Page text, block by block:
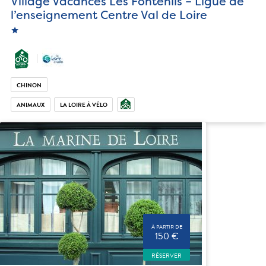
l’enseignement Centre Val de Loire
CHINON
ANIMAUX LA LOIRE À VÉLO
À PARTIR DE
150 €
RÉSERVER